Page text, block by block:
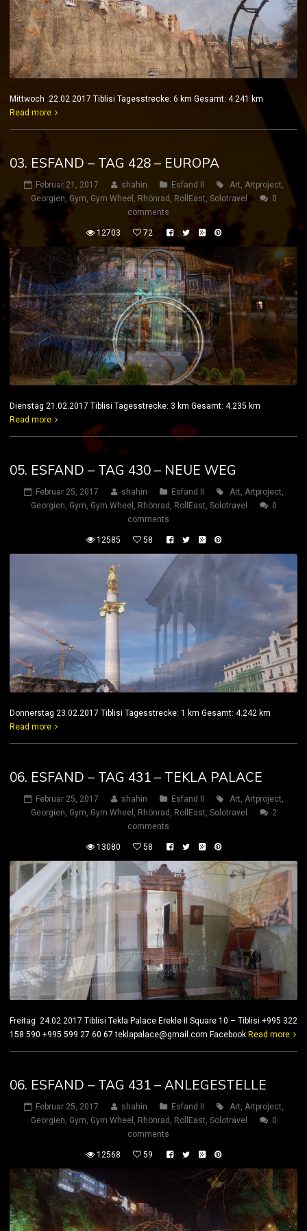
Mittwoch 22.02.2017 Tiblisi Tagesstrecke: 6 km Gesamt: 4.241 km
Read more
03. ESFAND – TAG 428 – EUROPA
Februar 21, 2017 shahin Esfand II Art, Artproject,
Georgien, Gym, Gym Wheel , Rhönrad , RollEast, Solotravel
0
comments
12703 72
Dienstag 21.02.2017 Tiblisi Tagesstrecke: 3 km Gesamt: 4.235 km
Read more
05. ESFAND – TAG 430 – NEUE WEG
Februar 25, 2017 shahin Esfand II Art, Artproject,
Georgien, Gym, Gym Wheel , Rhönrad , RollEast, Solotravel
0
comments
12585 58
Donnerstag 23.02.2017 Tiblisi Tagesstrecke: 1 km Gesamt: 4.242 km
Read more
06. ESFAND – TAG 431 – TEKLA PALACE
Februar 25, 2017 shahin Esfand II Art, Artproject,
Georgien, Gym, Gym Wheel , Rhönrad , RollEast, Solotravel
2
comments
13080 58
Freitag 24.02.2017 Tiblisi Tekla Palace Erekle II Square 10 – Tiblisi +995 322
158 590 +995 599 27 60 67 teklapalace@gmail.com Facebook Read more
06. ESFAND – TAG 431 – ANLEGESTELLE
Februar 25, 2017 shahin Esfand II Art Artproject
Georgien Gym Gym Wheel Rhönrad RollEast Solotravel
0
comments
12568 59